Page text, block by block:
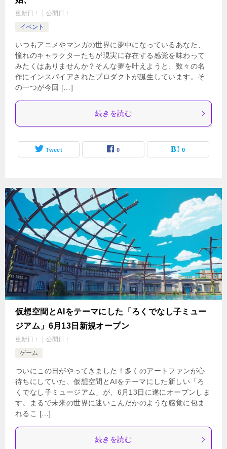
更新日：
公開日：
イベント
いつもアニメやマンガの世界に夢中になっているあなた、
憧れのキャラクターたちが現実に存在する感覚を味わって
みたくはありませんか？そんな夢を叶えようと、数々の名
作にインスパイアされたプロダクトが誕生しています。そ
の一つが今回 […]
続きを読む
Tweet 0 0
仮想空間とAIをテーマにした「ろくでなし子ミュー
ジアム」6月13日新規オープン
更新日：
公開日：
ゲーム
ついにこの日がやってきました！多くのアートファンが心
待ちにしていた、仮想空間とAIをテーマにした新しい「ろ
くでなし子ミュージアム」が、6月13日に遂にオープンしま
す。まるで未来の世界に迷いこんだかのような感覚に包ま
れるこ […]
続きを読む